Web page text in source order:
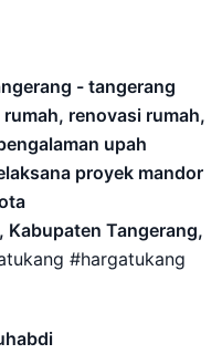
- tangerang
renovasi rumah,
upah
proyek mandor
Kabupaten Tangerang,
#hargatukang